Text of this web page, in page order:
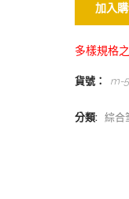
加入
多樣規格
貨號： m-
分類: 綜合